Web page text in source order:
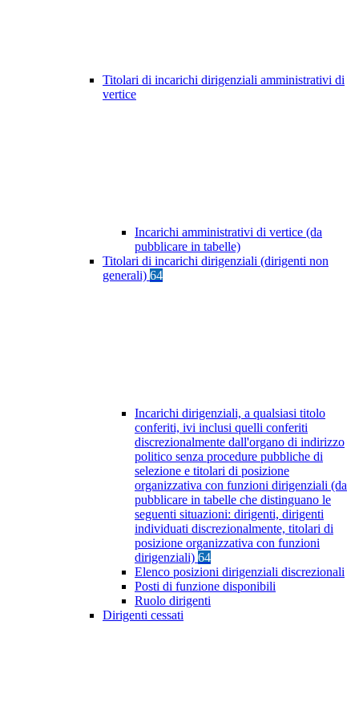
Titolari di incarichi dirigenziali amministrativi di
vertice
Incarichi amministrativi di vertice (da
pubblicare in tabelle)
Titolari di incarichi dirigenziali (dirigenti non
generali) 64
Incarichi dirigenziali, a qualsiasi titolo
conferiti, ivi inclusi quelli conferiti
discrezionalmente dall'organo di indirizzo
politico senza procedure pubbliche di
selezione e titolari di posizione
organizzativa con funzioni dirigenziali (da
pubblicare in tabelle che distinguano le
seguenti situazioni: dirigenti, dirigenti
individuati discrezionalmente, titolari di
posizione organizzativa con funzioni
dirigenziali) 64
Elenco posizioni dirigenziali discrezionali
Posti di funzione disponibili
Ruolo dirigenti
Dirigenti cessati